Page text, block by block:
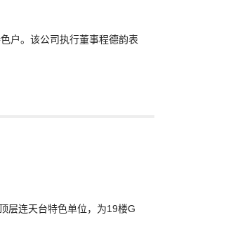
户。该公司执行董事程德韵表
层连天台特色单位，为19楼G